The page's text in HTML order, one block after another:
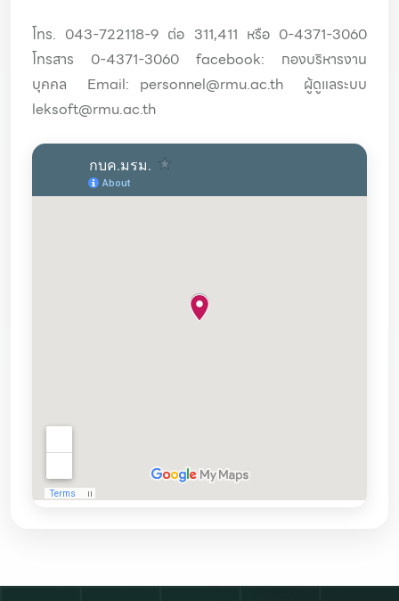
โทร. 043-722118-9 ต่อ 311,411 หรือ 0-4371-3060
โทรสาร 0-4371-3060 facebook: กองบริหารงาน
บุคคล
Email: personnel@rmu.ac.th ผู้ดูแลระบบ
leksoft@rmu.ac.th